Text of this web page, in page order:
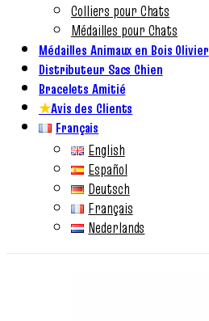
Colliers pour Chats
Médailles pour Chats
Médailles Animaux en Bois Olivier
Distributeur Sacs Chien
Bracelets Amitié
★Avis des Clients
Français
English
Español
Deutsch
Français
Nederlands